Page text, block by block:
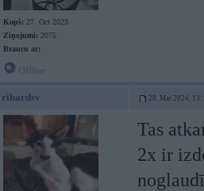
Kopš: 27. Oct 2023
Ziņojumi: 2075
Braucu ar:
rihardsv 28. Mar 2024,
Tas
2x ir